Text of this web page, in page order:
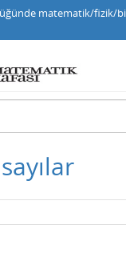
matematik/fizik/